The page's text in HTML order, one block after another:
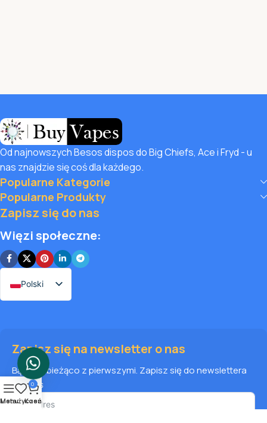
Od najnowszych Besos dispos do Big Chiefs, Ace i Fryd - u
nas znajdzie się coś dla każdego.
Popularne Kategorie
Popularne Produkty
Zapisz się do nas
Więzi społeczne:
Polski
Zapisz się na newsletter o nas
Bądź na bieżąco z pierwszymi. Zapisz się do newslettera
już dziś
Menu
Lista życzeń
0
Kosz